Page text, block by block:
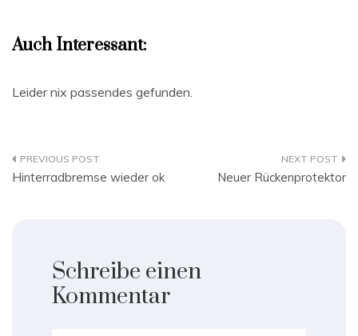
Auch Interessant:
Leider nix passendes gefunden.
Beitragsnavigation
Hinterradbremse wieder ok Neuer Rückenprotektor
Schreibe einen
Kommentar